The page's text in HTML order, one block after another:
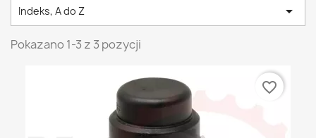
Indeks, A do Z 
Pokazano 1-3 z 3 pozycji
favorite_border